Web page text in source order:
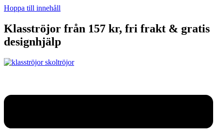
Hoppa till innehåll
Klasströjor från 157 kr, fri frakt & gratis
designhjälp